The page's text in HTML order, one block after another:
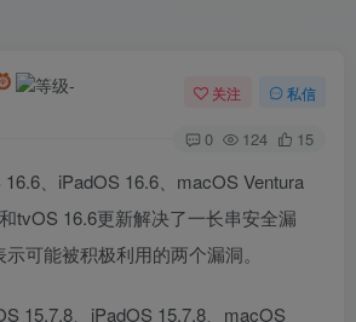
关注 私信
0 124 15
、iPadOS 16.6、macOS Ventura
tvOS 16.6更新解决了一长串安全漏
可能被积极利用的两个漏洞。
15.7.8、iPadOS 15.7.8、macOS